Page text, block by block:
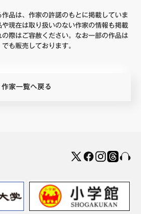
品は、作家の許諾のもとに掲載していま
現在は取り扱いのない作家の情報も掲載
際はご容赦ください。なお一部の作品は
も販売しております。
作家一覧へ戻る